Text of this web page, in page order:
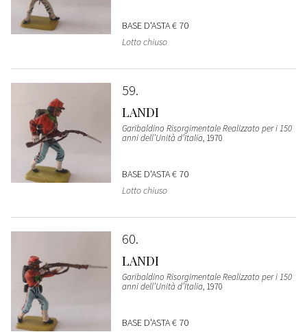
BASE D'ASTA€ 70
Lotto chiuso
59
LANDI
Garibaldino Risorgimentale Realizzato per i 150
anni dell’Unità d’Italia, 1970
BASE D'ASTA€ 70
Lotto chiuso
60
LANDI
Garibaldino Risorgimentale Realizzato per i 150
anni dell’Unità d’Italia, 1970
BASE D'ASTA€ 70